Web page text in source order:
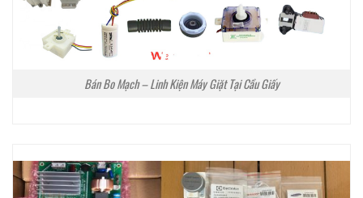
Bán Bo Mạch – Linh Kiện Máy Giặt Tại Cầu Giấy